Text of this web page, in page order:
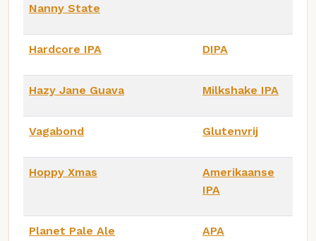
Nanny State
Hardcore IPA DIPA
Hazy Jane Guava Milkshake IPA
Vagabond Glutenvrij
Hoppy Xmas
Amerikaanse
IPA
Planet Pale Ale APA